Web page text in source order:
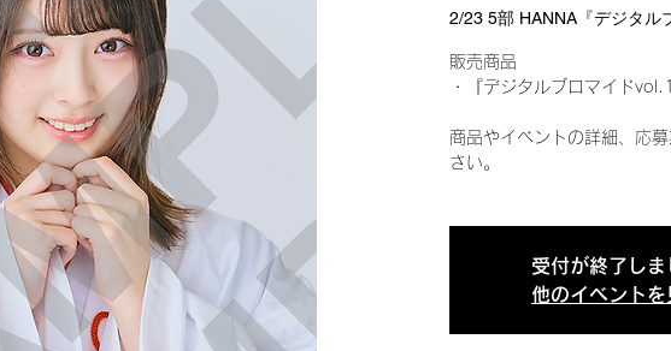
2/23 5部 HANNA『デジタル
販売商品
・『デジタルブロマイド
商品やイベントの詳細、応
さい。
受付が終了しま
他のイベントを